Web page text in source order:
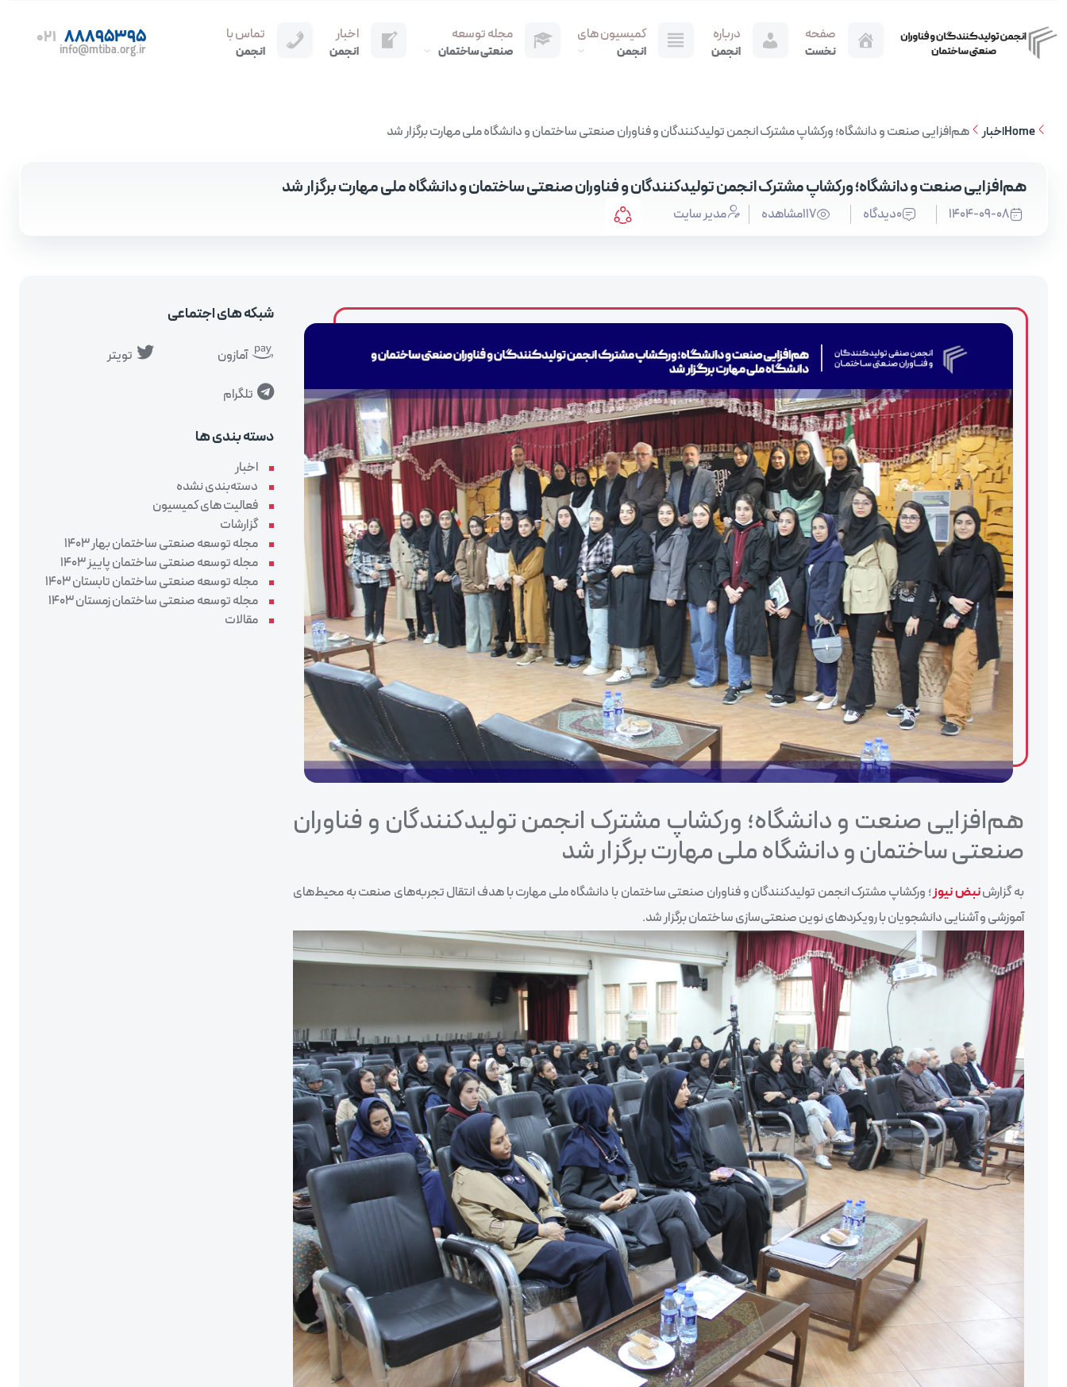
صفحه
نخست
درباره
انجمن
کمیسیون های
انجمن
مجله توسعه
صنعتی ساختمان
اخبار
انجمن
تماس با
انجمن
021 88895395
info@mtiba.org.ir
Homeاخبار هم‌افزایی صنعت و دانشگاه؛ ورکشاپ مشترک انجمن تولیدکنندگان و فناوران صنعتی ساختمان و دانشگاه ملی مهارت برگزار شد
هم‌افزایی صنعت و دانشگاه؛ ورکشاپ مشترک انجمن تولیدکنندگان و فناوران صنعتی ساختمان و دانشگاه ملی مهارت برگزار شد
1404-09-08 0دیدگاه 117مشاهده مدیر سایت
هم‌افزایی صنعت و دانشگاه؛ ورکشاپ مشترک انجمن تولیدکنندگان و فناوران
صنعتی ساختمان و دانشگاه ملی مهارت برگزار شد
به گزارشنبض نیوز؛ ورکشاپ مشترک انجمن تولیدکنندگان و فناوران صنعتی ساختمان با دانشگاه ملی مهارت با هدف انتقال تجربه‌های صنعت به محیط‌های
آموزشی و آشنایی دانشجویان با رویکردهای نوین صنعتی‌سازی ساختمان برگزار شد.
شبکه های اجتماعی
آمازون تویتر
تلگرام
دسته بندی ها
اخبار
دسته‌بندی نشده
فعالیت های کمیسیون
گزارشات
مجله توسعه صنعتی ساختمان بهار 1403
مجله توسعه صنعتی ساختمان پاییز 1403
مجله توسعه صنعتی ساختمان تابستان 1403
مجله توسعه صنعتی ساختمان زمستان 1403
مقالات